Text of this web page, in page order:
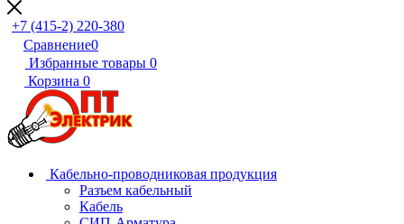
+7 (415-2) 220-380
Сравнение0
Избранные товары 0
Корзина 0
Кабельно-проводниковая продукция
Разъем кабельный
Кабель